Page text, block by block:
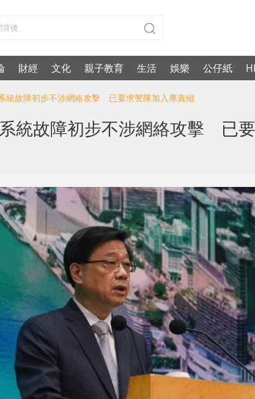
財經 文化 親子教育 生活 娛樂 公仔紙
統故障初步不涉網絡攻擊 已要求警隊加入專責組
統故障初步不涉網絡攻擊 已